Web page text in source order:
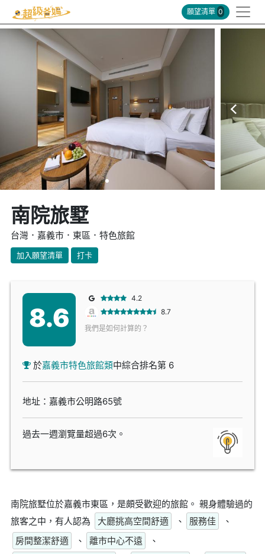
願望清單 0
南院旅墅
台灣．嘉義市．東區．特色旅館
加入願望清單 打卡
8.6
4.2
8.7
我們是如何計算的？
於嘉義市特色旅館類中綜合排名第 6
地址：嘉義市公明路65號
過去一週瀏覽量超過6次。
南院旅墅位於嘉義市東區，是頗受歡迎的旅館。 親身體驗過的
旅客之中，有人認為
大廳挑高空間舒適 、 服務佳
、
房間整潔舒適
、 離市中心不遠
、